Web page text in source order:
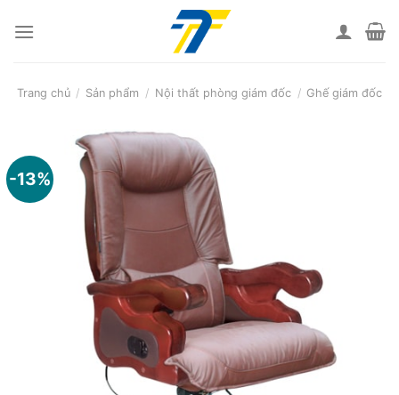
Trang chủ / Sản phẩm / Nội thất phòng giám đốc / Ghế giám đốc
-13%